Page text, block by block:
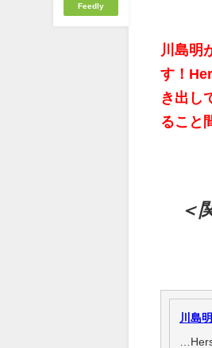
Feedly
川島明
す！
き出し
ること
＜
川島